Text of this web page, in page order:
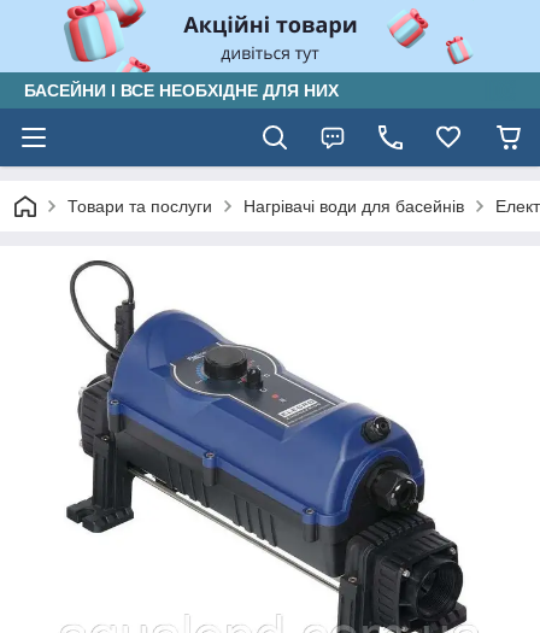
БАСЕЙНИ І ВСЕ НЕОБХІДНЕ ДЛЯ НИХ
Товари та послуги Нагрівачі води для басейнів